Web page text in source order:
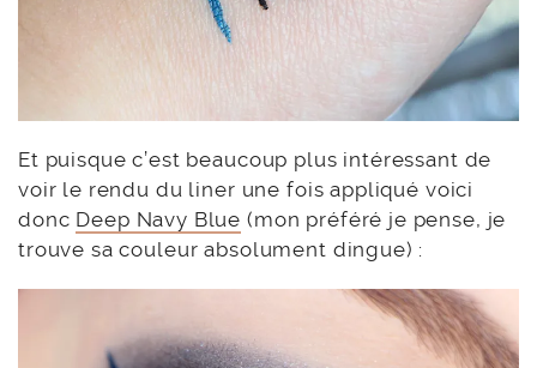
Et puisque c’est beaucoup plus intéressant de
voir le rendu du liner une fois appliqué voici
donc Deep Navy Blue (mon préféré je pense, je
trouve sa couleur absolument dingue) :